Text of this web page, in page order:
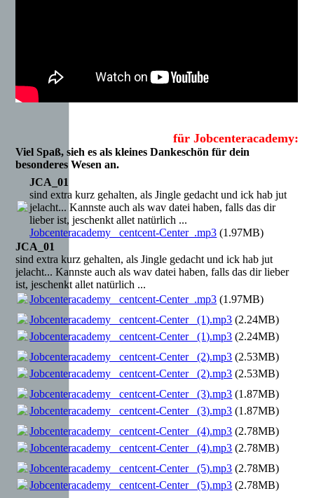
für Jobcenteracademy:
Viel Spaß, sieh es als kleines Dankeschön für dein
besonderes Wesen an.
JCA_01
sind extra kurz gehalten, als Jingle gedacht und ick hab jut
jelacht... Kannste auch als wav datei haben, falls das dir
lieber ist, jeschenkt allet natürlich ...
Jobcenteracademy _centcent-Center_.mp3 (1.97MB)
JCA_01
sind extra kurz gehalten, als Jingle gedacht und ick hab jut
jelacht... Kannste auch als wav datei haben, falls das dir lieber
ist, jeschenkt allet natürlich ...
Jobcenteracademy _centcent-Center_.mp3 (1.97MB)
Jobcenteracademy _centcent-Center_ (1).mp3 (2.24MB)
Jobcenteracademy _centcent-Center_ (1).mp3 (2.24MB)
Jobcenteracademy _centcent-Center_ (2).mp3 (2.53MB)
Jobcenteracademy _centcent-Center_ (2).mp3 (2.53MB)
Jobcenteracademy _centcent-Center_ (3).mp3 (1.87MB)
Jobcenteracademy _centcent-Center_ (3).mp3 (1.87MB)
Jobcenteracademy _centcent-Center_ (4).mp3 (2.78MB)
Jobcenteracademy _centcent-Center_ (4).mp3 (2.78MB)
Jobcenteracademy _centcent-Center_ (5).mp3 (2.78MB)
Jobcenteracademy _centcent-Center_ (5).mp3 (2.78MB)